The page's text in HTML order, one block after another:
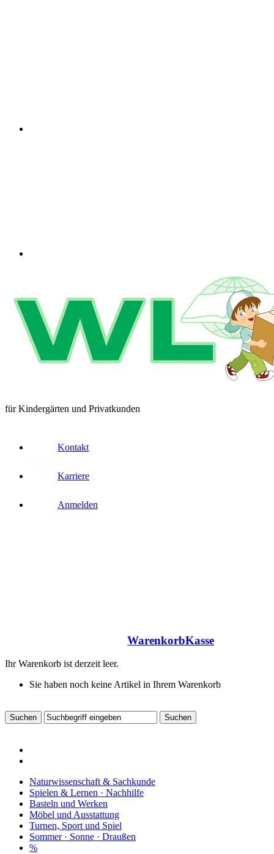
für Kindergärten und Privatkunden
Kontakt
Karriere
Anmelden
WarenkorbKasse
Ihr Warenkorb ist derzeit leer.
Sie haben noch keine Artikel in Ihrem Warenkorb
Naturwissenschaft & Sachkunde
Spielen & Lernen · Nachhilfe
Basteln und Werken
Möbel und Ausstattung
Turnen, Sport und Spiel
Sommer · Sonne · Draußen
%